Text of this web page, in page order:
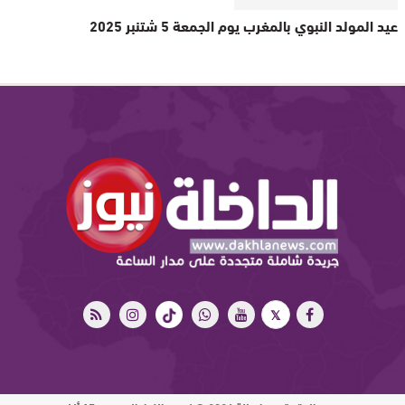
عيد المولد النبوي بالمغرب يوم الجمعة 5 شتنبر 2025